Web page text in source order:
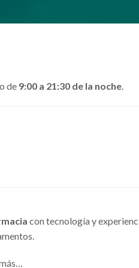
de 9:00 a 21:30 de la noche.
con tecnología y